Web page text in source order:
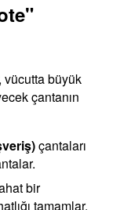
büyük
çantanın
çantaları
bir
tamamlar.